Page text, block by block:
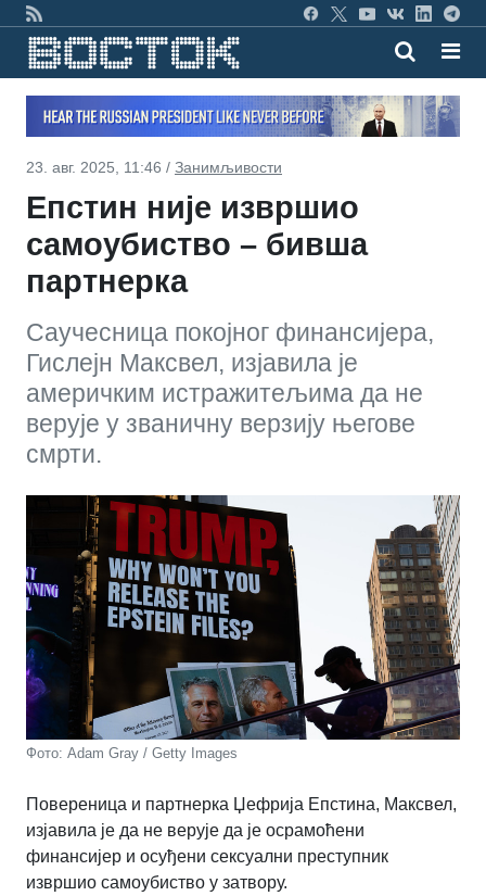
23. авг. 2025, 11:46 / Занимљивости
Епстин није извршио
самоубиство – бивша
партнерка
Саучесница покојног финансијера,
Гислејн Максвел, изјавила је
америчким истражитељима да не
верује у званичну верзију његове
смрти.
Фото: Adam Gray / Getty Images
Повереница и партнерка Џефрија Епстина, Максвел,
изјавила је да не верује да је осрамоћени
финансијер и осуђени сексуални преступник
извршио самоубиство у затвору.